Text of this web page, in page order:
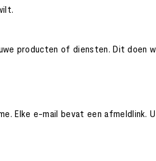
producten of diensten. Dit doen
Elke e-mail bevat een